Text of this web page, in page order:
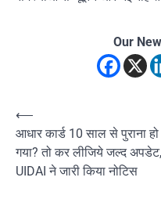
Our
Post
navigation
⟵
आधार कार्ड 10 साल से पुराना हो
गया? तो कर लीजिये जल्द अपडेट,
UIDAI ने जारी किया नोटिस